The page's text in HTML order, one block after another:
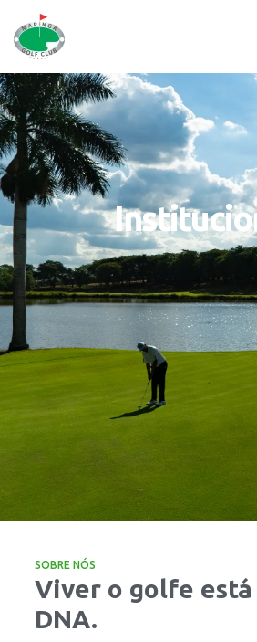
SOBRE NÓS
Viver o golfe está
DNA.